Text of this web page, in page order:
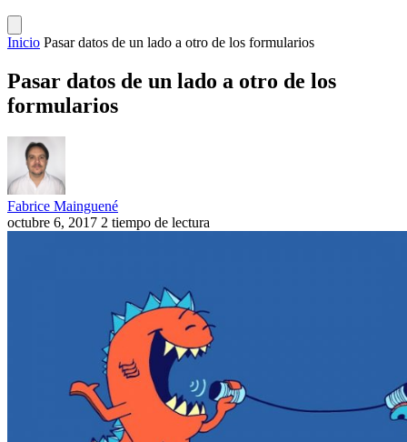
Inicio Pasar datos de un lado a otro de los formularios
Pasar datos de un lado a otro de los
formularios
Fabrice Mainguené
octubre 6, 2017 2 tiempo de lectura